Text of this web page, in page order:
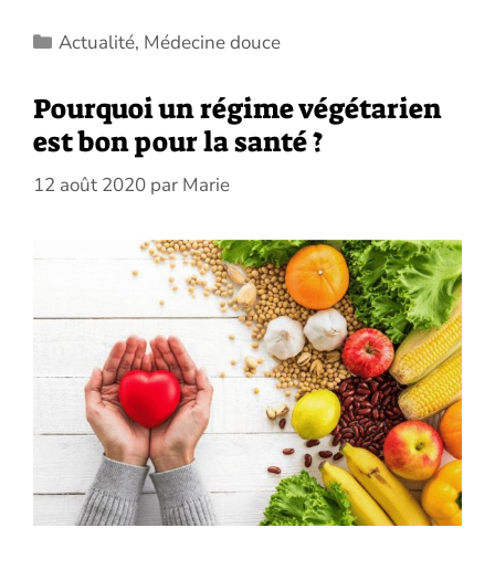
Catégories
Actualité, Médecine douce
Pourquoi un régime végétarien
est bon pour la santé ?
12 août 2020 par Marie